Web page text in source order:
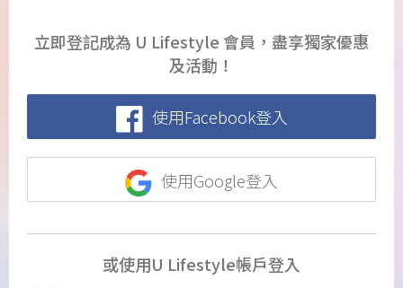
立即登記成為 U Lifestyle 會員，盡享獨家優惠
及活動！
使用Facebook登入
使用Google登入
或使用U Lifestyle帳戶登入